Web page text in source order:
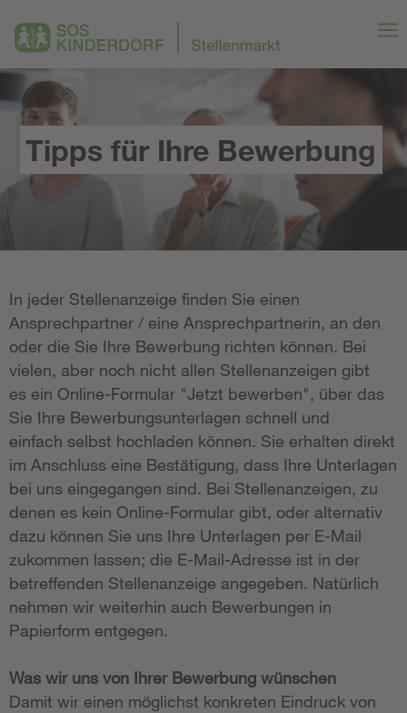
Tipps für Ihre Bewerbung
In jeder Stellenanzeige finden Sie einen
Ansprechpartner / eine Ansprechpartnerin, an den
oder die Sie Ihre Bewerbung richten können. Bei
vielen, aber noch nicht allen Stellenanzeigen gibt
es ein Online-Formular "Jetzt bewerben", über das
Sie Ihre Bewerbungsunterlagen schnell und
einfach selbst hochladen können. Sie erhalten direkt
im Anschluss eine Bestätigung, dass Ihre Unterlagen
bei uns eingegangen sind. Bei Stellenanzeigen, zu
denen es kein Online-Formular gibt, oder alternativ
dazu können Sie uns Ihre Unterlagen per E-Mail
zukommen lassen; die E-Mail-Adresse ist in der
betreffenden Stellenanzeige angegeben. Natürlich
nehmen wir weiterhin auch Bewerbungen in
Papierform entgegen.
Was wir uns von Ihrer Bewerbung wünschen
Damit wir einen möglichst konkreten Eindruck von